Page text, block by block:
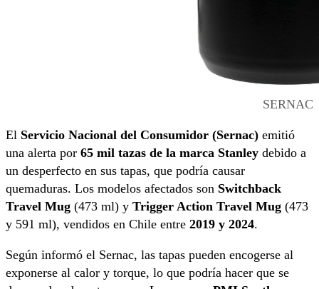
SERNAC
El Servicio Nacional del Consumidor (Sernac) emitió
una alerta por 65 mil tazas de la marca Stanley debido a
un desperfecto en sus tapas, que podría causar
quemaduras. Los modelos afectados son Switchback
Travel Mug (473 ml) y Trigger Action Travel Mug (473
y 591 ml), vendidos en Chile entre 2019 y 2024.
Según informó el Sernac, las tapas pueden encogerse al
exponerse al calor y torque, lo que podría hacer que se